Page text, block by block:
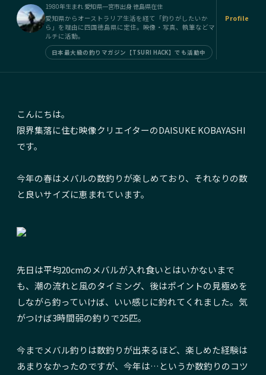
1980年生まれ 愛知県一宮市出身 徳島県在住
愛知県からオーストラリア生活を経て「釣りがしたいか
ら」を理由に四国徳島県に定住。映像・写真、執筆などマ
ルチに活動。
日本最大級の釣りマガジン【TSURI HACK】でも活動中
Profile
こんにちは。
限界集落に住む映像クリエイターのDAISUKE KOBAYASHI
です。
今年の春はメバルの数釣りが楽しめており、それなりの数
と良いサイズに恵まれています。
先日は平均20cmのメバルが入れ食いとはいかないまで
も、潮の流れと風のタイミング、後はポイントの見極めを
しながら釣っていけば、いい感じに釣れてくれました。気
がつけば3時間弱の釣りで25匹。
今までメバル釣りは数釣りが出来るほど、楽しめた経験は
あまりなかったのですが、今年は…というか数釣りのコツ